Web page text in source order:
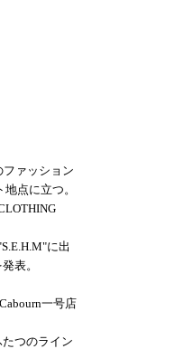
ァッション
点に立つ。
に出
表。
一号店
つのライン